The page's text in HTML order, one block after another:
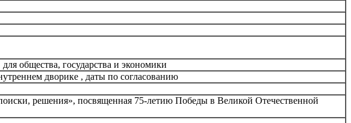
общества, государства и экономики
дворике , даты по согласованию
решения», посвященная 75-летию Победы в Великой Отечественной